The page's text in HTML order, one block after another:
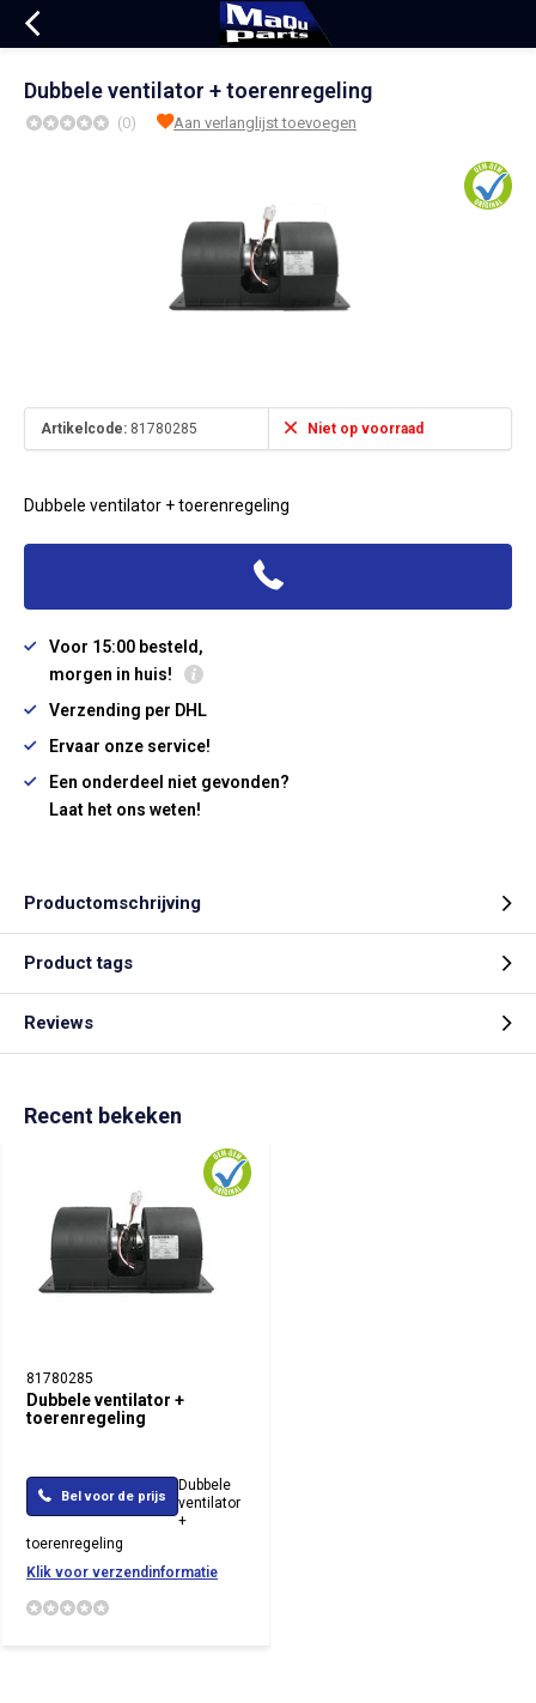
Dubbele ventilator + toerenregeling
(0) Aan verlanglijst toevoegen
Artikelcode: 81780285 Niet op voorraad
Dubbele ventilator + toerenregeling
Voor 15:00 besteld,
morgen in huis!
Verzending per DHL
Ervaar onze service!
Een onderdeel niet gevonden?
Laat het ons weten!
Productomschrijving
Product tags
Reviews
Recent bekeken
81780285
Dubbele ventilator +
toerenregeling
Bel voor de prijs
Dubbele
ventilator
+
toerenregeling
Klik voor verzendinformatie